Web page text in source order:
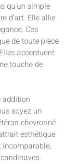
qu’un simple
d’art. Elle allie
Ces
de toute pièce
accentuent
touche de
addition
soyez un
chevronné
esthétique